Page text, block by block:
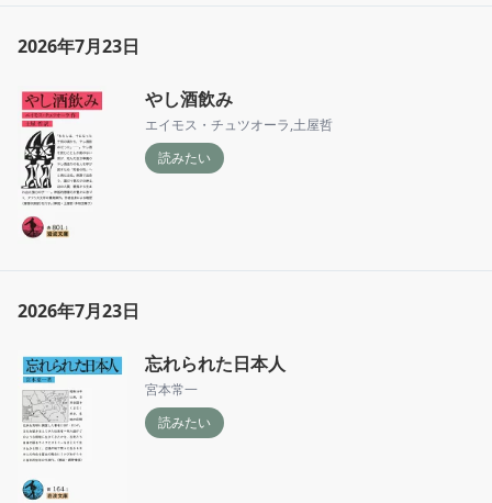
2026年7月23日
やし酒飲み
エイモス・チュツオーラ,土屋哲
読みたい
2026年7月23日
忘れられた日本人
宮本常一
読みたい